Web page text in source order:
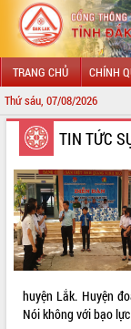
TRANG CHỦ CHÍNH
Thứ sáu, 07/08/2026
GIỚI THIỆU
LÃNH ĐẠO UBND TỈNH
TIN TỨC SỰ KIỆN
SỞ, BAN, NGÀNH
THÔNG TIN CHỈ ĐẠO
TIN TỨC
huyện Lắk. Huyện
Nói không với bạo